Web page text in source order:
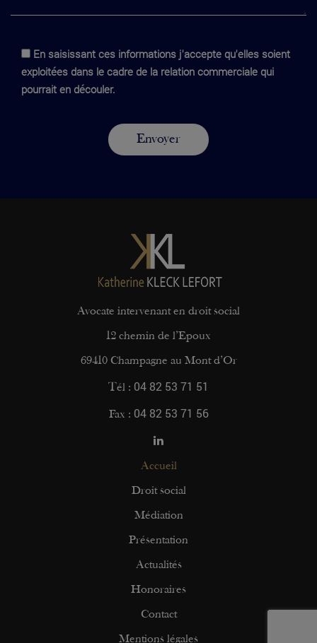
En saisissant ces informations j'accepte qu'elles soient
exploitées dans le cadre de la relation commerciale qui
pourrait en découler.
Avocate intervenant en droit social
12 chemin de l’Epoux
69410 Champagne au Mont d’Or
Tél : 04 82 53 71 51
Fax : 04 82 53 71 56
Accueil
Droit social
Médiation
Présentation
Actualités
Honoraires
Contact
Mentions légales